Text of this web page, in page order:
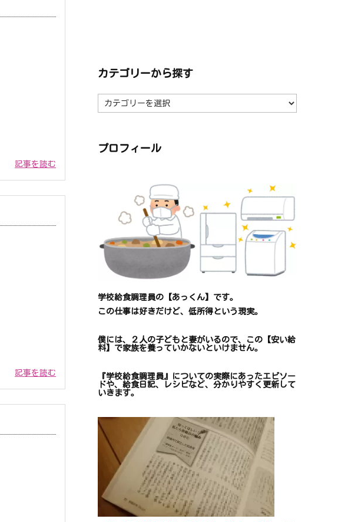
記事を読む
記事を読む
カテゴリーから探す
テ
ゴ
ら
探
プロフィール
学校給食調理員の【あっくん】です。
この仕事は好きだけど、 低所得という現実。
僕には、２人の子どもと妻がいるので、
この【安い給
料】で家族を養っていかないといけません。
『学校給食調理員』についての実際にあったエピソー
ドや、 給食日記、レシピなど、 分かりやすく更新して
いきます。